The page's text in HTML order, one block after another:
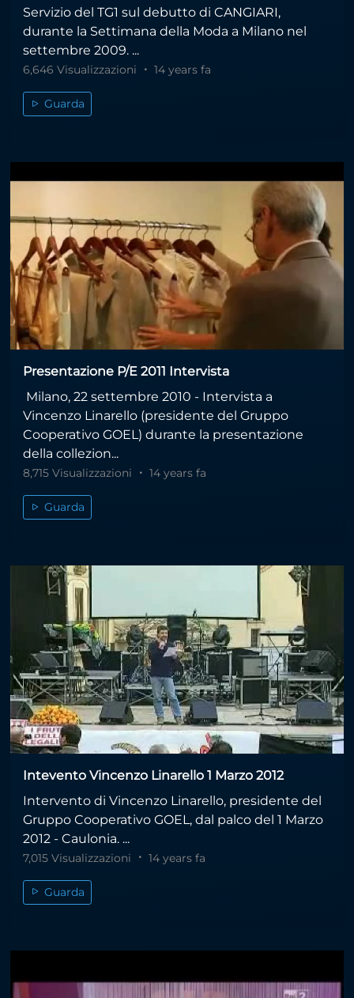
Servizio del TG1 sul debutto di CANGIARI,
durante la Settimana della Moda a Milano nel
settembre 2009. ...
6,646 Visualizzazioni 14 years fa
Guarda
Presentazione P/E 2011 Intervista
Milano, 22 settembre 2010 - Intervista a
Vincenzo Linarello (presidente del Gruppo
Cooperativo GOEL) durante la presentazione
della collezion...
8,715 Visualizzazioni 14 years fa
Guarda
Intevento Vincenzo Linarello 1 Marzo 2012
Intervento di Vincenzo Linarello, presidente del
Gruppo Cooperativo GOEL, dal palco del 1 Marzo
2012 - Caulonia. ...
7,015 Visualizzazioni 14 years fa
Guarda